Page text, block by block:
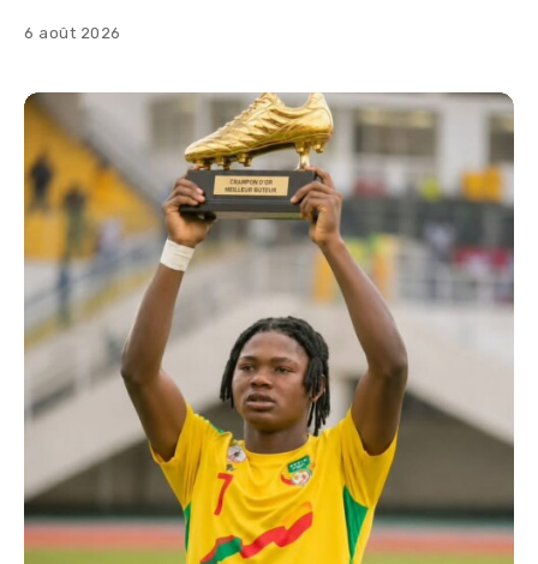
6 août 2026